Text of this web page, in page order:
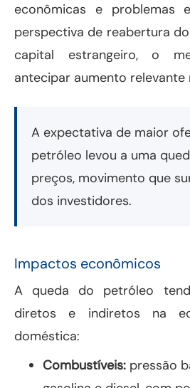
econômicas e problemas
perspectiva de reabertura
capital estrangeiro, o
antecipar aumento relevante
A expectativa de maior
petróleo levou a uma
preços, movimento que
dos investidores.
Impactos econômicos
A queda do petróleo
diretos e indiretos na
doméstica:
Combustíveis: pressão